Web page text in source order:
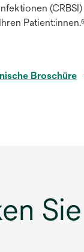
Patient:innen.6
Broschüre
Sie